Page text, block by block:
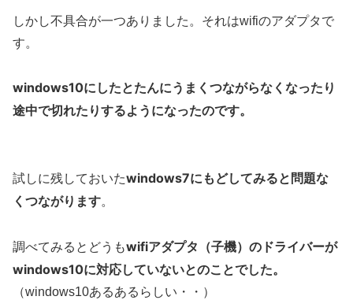
しかし不具合が一つありました。それはwifiのアダプタで
す。
windows10にしたとたんにうまくつながらなくなったり
途中で切れたりするようになったのです。
試しに残しておいたwindows7にもどしてみると 問題な
くつながります。
調べてみるとどうもwifiアダプタ（子機）のドライバーが
windows10に対応していないとのことでした。
（windows10あるあるらしい・・）